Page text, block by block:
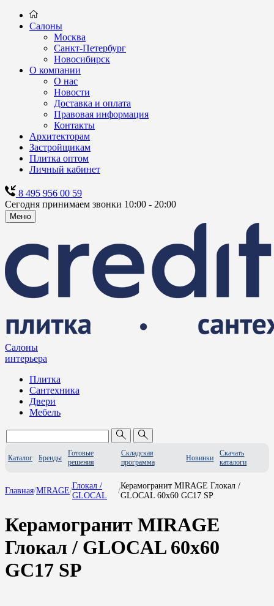
Салоны
Москва
Санкт-Петербург
Новосибирск
О компании
О нас
Новости
Доставка и оплата
Правовая информация
Контакты
Архитекторам
Застройщикам
Плитка оптом
Личный кабинет
8 495 956 00 59
Сегодня принимаем звонки 10:00 - 20:00
Меню
Салоны
интерьера
Плитка
Сантехника
Двери
Мебель
Каталог Бренды
Готовые
решения
Складская
программа
Новинки
Скачать
каталоги
Главная/MIRAGE/
Глокал /
GLOCAL
/
Керамогранит MIRAGE Глокал /
GLOCAL 60x60 GC17 SP
Керамогранит MIRAGE
Глокал / GLOCAL 60x60
GC17 SP